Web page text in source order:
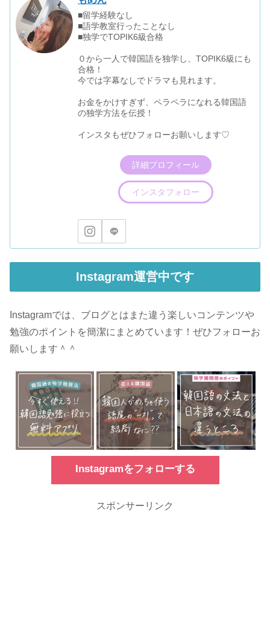
■留学経験なし
■語学教室行ったことなし
■独学でTOPIK6級合格
０から一人で韓国語を独学し、TOPIK6級にも
合格！
今では字幕なしでドラマも見れます。
お金をかけすぎず、ペラペラになれる韓国語
の独学方法を伝授！
インスタもぜひフォローお願いします♡
詳細プロフィール
インスタフォロー
Instagram運営中です
Instagramでは、ブログとはまた違う楽しいコンテンツや
勉強のポイントを簡潔にまとめています！ぜひフォローお
願いします＾＾
Instagramをフォローする
スポンサーリンク